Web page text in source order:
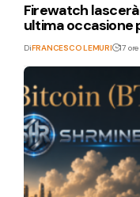
Firewatch lascerà
ultima occasione
DiFRANCESCO LEMURI 17